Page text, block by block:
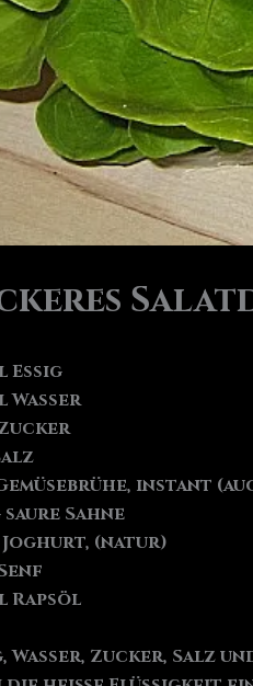
Essig
Wasser
instant
saure Sahne
Joghurt, (natur)
Rapsöl
Wasser, Zucker, Salz